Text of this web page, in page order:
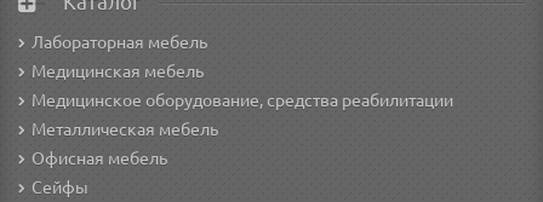
Лабораторная мебель
Медицинская мебель
Медицинское оборудование, средства реабилитации
Металлическая мебель
Офисная мебель
Сейфы